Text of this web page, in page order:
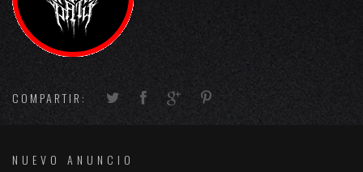
COMPARTIR:
NUEVO ANUNCIO